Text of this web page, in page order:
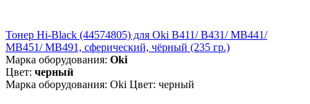
Тонер Hi-Black (44574805) для Oki B411/ B431/ MB441/
MB451/ MB491, сферический, чёрный (235 гр.)
Марка оборудования: Oki
Цвет: черный
Марка оборудования: Oki Цвет: черный